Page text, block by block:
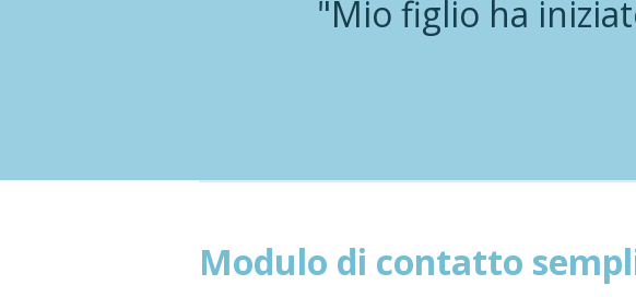
"Mio figlio ha
Modulo di contatto